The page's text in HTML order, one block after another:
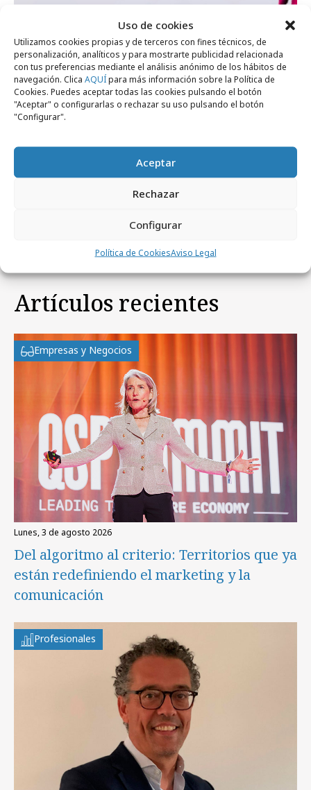
Uso de cookies
Utilizamos cookies propias y de terceros con fines técnicos, de
personalización, analíticos y para mostrarte publicidad relacionada
con tus preferencias mediante el análisis anónimo de los hábitos de
navegación. Clica AQUÍpara más información sobre la Política de
Cookies. Puedes aceptar todas las cookies pulsando el botón
"Aceptar" o configurarlas o rechazar su uso pulsando el botón
"Configurar".
Aceptar
Rechazar
Configurar
Política de CookiesAviso Legal
jueves, 2 de octubre 2014
Cosmo TV estrena imagen
Empresas y Negocios
jueves, 3 de enero 2013
Acuerdo entre Mediaset y Cosmopolitan TV
Cosmopolitan TV se suma a la Carrera de la
Artículos recientes
Empresas y Negocios
lunes, 3 de agosto 2026
Del algoritmo al criterio: Territorios que ya
están redefiniendo el marketing y la
comunicación
Profesionales